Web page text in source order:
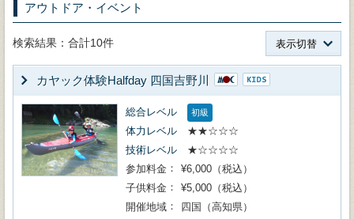
アウトドア・イベント
検索結果：合計10件 表示切替
カヤック体験Halfday 四国吉野川
総合レベル 初級
体力レベル
★★☆☆☆
技術レベル
★☆☆☆☆
参加料金
¥6,000（税込）
子供料金
¥5,000（税込）
開催地域
四国（高知県）